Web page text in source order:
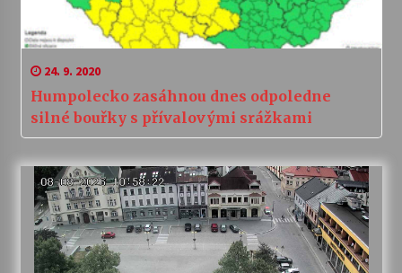
24. 9. 2020
Humpolecko zasáhnou dnes odpoledne
silné bouřky s přívalovými srážkami